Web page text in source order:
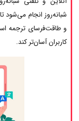
شبانه‌روز انجام
و طاقت‌فرسای ترجمه
کاربران آسان‌تر کند.